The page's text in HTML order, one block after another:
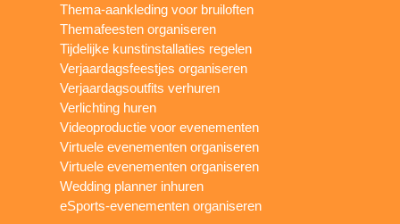
Thema-aankleding voor bruiloften
Themafeesten organiseren
Tijdelijke kunstinstallaties regelen
Verjaardagsfeestjes organiseren
Verjaardagsoutfits verhuren
Verlichting huren
Videoproductie voor evenementen
Virtuele evenementen organiseren
Virtuele evenementen organiseren
Wedding planner inhuren
eSports-evenementen organiseren